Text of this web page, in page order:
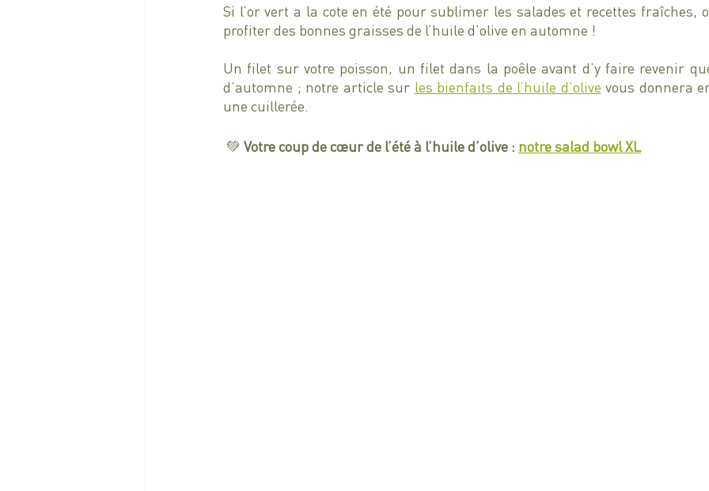
Si l’or vert a la cote en été pour sublimer les salades et recettes fraîches,
profiter des bonnes graisses de l’huile d’olive en automne !
Un filet sur votre poisson, un filet dans la poêle avant d’y faire revenir
d’automne ; notre article sur les bienfaits de l’huile d’olive vous donnera
une cuillerée.
💚 Votre coup de cœur de l’été à l’huile d’olive : notre salad bowl XL